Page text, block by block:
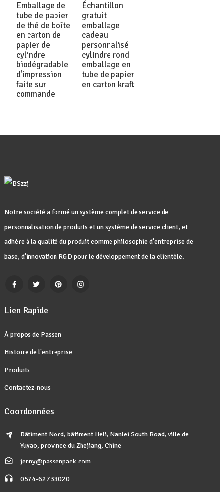
Emballage de
tube de papier
de thé de boîte
en carton de
papier de
cylindre
biodégradable
d'impression
faite sur
commande
Échantillon
gratuit
emballage
cadeau
personnalisé
cylindre rond
emballage en
tube de papier
en carton kraft
Notre société a formé un système complet de service de
personnalisation de produits et un système de service client, et
adhère à la qualité du produit comme philosophie d'entreprise de
base, d'innovation R&D pour le développement de la clientèle.
Lien Rapide
À propos de Passen
Histoire de l'entreprise
Produits
Contactez-nous
Coordonnées
Bâtiment Nord, bâtiment Heli, Nanlei South Road, ville de
Yuyao, province du Zhejiang, Chine
jenny@passenpack.com
0574-62738020